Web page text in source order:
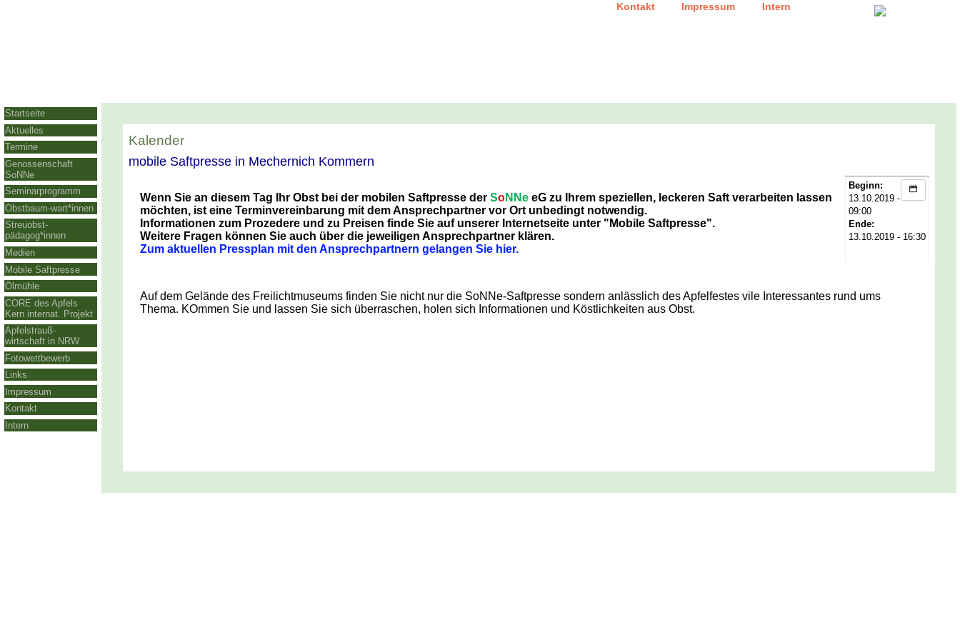
Kontakt Impressum Intern
Startseite
Aktuelles
Termine
Genossenschaft
SoNNe
Seminarprogramm
Obstbaum-wart*innen
Streuobst-
pädagog*innen
Medien
Mobile Saftpresse
Ölmühle
CORE des Apfels
Kern internat. Projekt
Apfelstrauß-
wirtschaft in NRW
Fotowettbewerb
Links
Impressum
Kontakt
Intern
Kalender
mobile Saftpresse in Mechernich Kommern
Beginn:
13.10.2019 -
09:00
Ende:
13.10.2019 - 16:30
Wenn Sie an diesem Tag Ihr Obst bei der mobilen Saftpresse der SoNNe eG zu Ihrem speziellen, leckeren Saft verarbeiten lassen
möchten, ist eine Terminvereinbarung mit demAnsprechpartner vor Ort unbedingt notwendig.
Informationen zum Prozedere und zu Preisen finde Sie auf unserer Internetseite unter "Mobile Saftpresse".
Weitere Fragen können Sie auch über die jeweiligen Ansprechpartner klären.
Zum aktuellen Pressplan mit den Ansprechpartnern gelangen Sie hier.
Auf dem Gelände des Freilichtmuseums finden Sie nicht nur die SoNNe-Saftpresse sondern anlässlich des Apfelfestes vile Interessantes rund ums
Thema. KOmmen Sie und lassen Sie sich überraschen, holen sich Informationen und Köstlichkeiten aus Obst.